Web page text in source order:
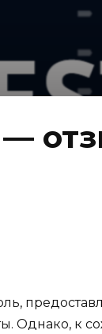
Однако, к